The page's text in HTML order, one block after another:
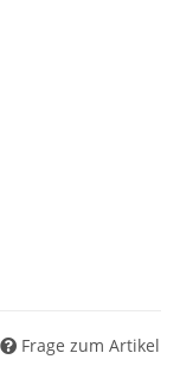
Frage zum Artikel